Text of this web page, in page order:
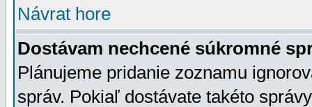
Návrat hore
Dostávam nechcené súkromné
Plánujeme pridanie zoznamu
správ. Pokiaľ dostávate takéto